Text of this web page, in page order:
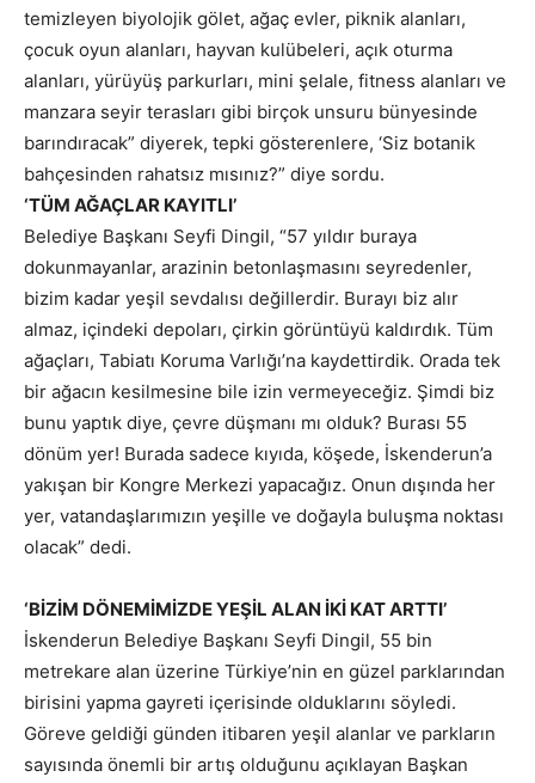
temizleyen biyolojik gölet, ağaç evler, piknik alanları,
çocuk oyun alanları, hayvan kulübeleri, açık oturma
alanları, yürüyüş parkurları, mini şelale, fitness alanları ve
manzara seyir terasları gibi birçok unsuru bünyesinde
barındıracak” diyerek, tepki gösterenlere, ‘Siz botanik
bahçesinden rahatsız mısınız?” diye sordu.
‘TÜM AĞAÇLAR KAYITLI’
Belediye Başkanı Seyfi Dingil, “57 yıldır buraya
dokunmayanlar, arazinin betonlaşmasını seyredenler,
bizim kadar yeşil sevdalısı değillerdir. Burayı biz alır
almaz, içindeki depoları, çirkin görüntüyü kaldırdık. Tüm
ağaçları, Tabiatı Koruma Varlığı’na kaydettirdik. Orada tek
bir ağacın kesilmesine bile izin vermeyeceğiz. Şimdi biz
bunu yaptık diye, çevre düşmanı mı olduk? Burası 55
dönüm yer! Burada sadece kıyıda, köşede, İskenderun’a
yakışan bir Kongre Merkezi yapacağız. Onun dışında her
yer, vatandaşlarımızın yeşille ve doğayla buluşma noktası
olacak” dedi.
‘BİZİM DÖNEMİMİZDE YEŞİL ALAN İKİ KAT ARTTI’
İskenderun Belediye Başkanı Seyfi Dingil, 55 bin
metrekare alan üzerine Türkiye’nin en güzel parklarından
birisini yapma gayreti içerisinde olduklarını söyledi.
Göreve geldiği günden itibaren yeşil alanlar ve parkların
sayısında önemli bir artış olduğunu açıklayan Başkan